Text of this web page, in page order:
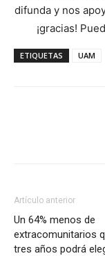
difunda y nos
¡gracias!
ETIQUETAS UAM
Artículo anterior
Un 64% menos de
extracomunitarios
tres años podrá